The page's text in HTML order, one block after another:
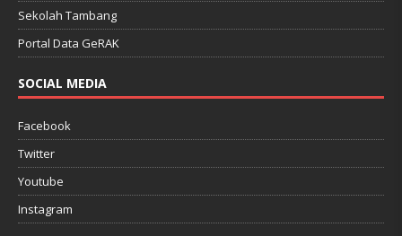
Sekolah Tambang
Portal Data GeRAK
SOCIAL MEDIA
Facebook
Twitter
Youtube
Instagram